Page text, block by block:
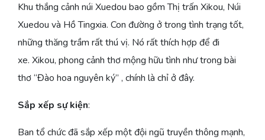
Khu thắng cảnh núi Xuedou bao gồm Thị trấn Xikou, Núi
Xuedou và Hồ Tingxia. Con đường ở trong tình trạng tốt,
những thăng trầm rất thú vị. Nó rất thích hợp để đi
xe. Xikou, phong cảnh thơ mộng hữu tình như trong bài
thơ “Đào hoa nguyên ký” , chính là chỉ ở đây.
Sắp xếp sự kiện:
Ban tổ chức đã sắp xếp một đội ngũ truyền thông mạnh,